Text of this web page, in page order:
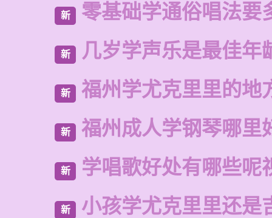
新 零基础学通俗唱法要
新 几岁学声乐是最佳年
新 福州学尤克里里的地
新 福州成人学钢琴哪里
新 学唱歌好处有哪些呢
新 小孩学尤克里里还是